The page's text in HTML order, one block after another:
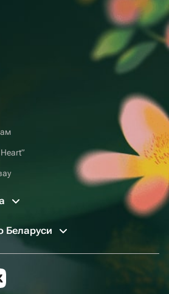
Беларуси